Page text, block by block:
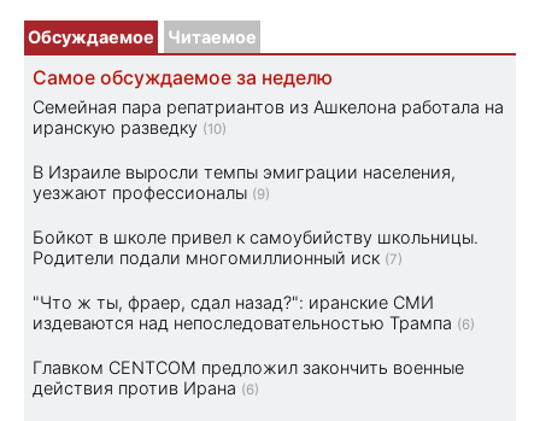
Обсуждаемое Читаемое
Самое обсуждаемое за неделю
Семейная пара репатриантов из Ашкелона работала на
иранскую разведку (10)
В Израиле выросли темпы эмиграции населения,
уезжают профессионалы (9)
Бойкот в школе привел к самоубийству школьницы.
Родители подали многомиллионный иск (7)
"Что ж ты, фраер, сдал назад?": иранские СМИ
издеваются над непоследовательностью Трампа (6)
Главком CENTCOM предложил закончить военные
действия против Ирана (6)